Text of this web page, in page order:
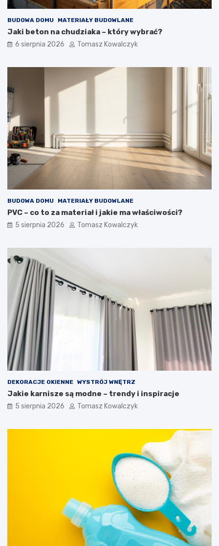
BUDOWA DOMU MATERIAŁY BUDOWLANE
Jaki beton na chudziaka – który wybrać?
6 sierpnia 2026 Tomasz Kowalczyk
BUDOWA DOMU MATERIAŁY BUDOWLANE
PVC – co to za materiał i jakie ma właściwości?
5 sierpnia 2026 Tomasz Kowalczyk
DEKORACJE OKIENNE WYSTRÓJ WNĘTRZ
Jakie karnisze są modne – trendy i inspiracje
5 sierpnia 2026 Tomasz Kowalczyk